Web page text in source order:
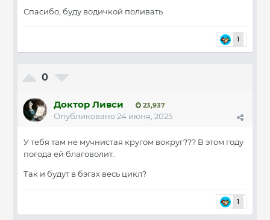
Спасибо, буду водичкой поливать
1
0
Доктор Ливси 23,937
Опубликовано24 июня, 2025
У тебя там не мучнистая кругом вокруг??? В этом году
погода ей благоволит..
Так и будут в бэгах весь цикл?
1